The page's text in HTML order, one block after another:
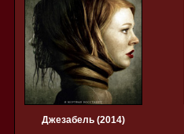
Джезабель (2014)